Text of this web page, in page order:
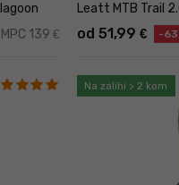
MPC 139 €
Leatt MTB Trail
od 51,99 € -
Na zalihi > 2 kom